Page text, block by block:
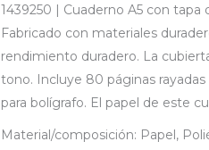
1439250 | Cuaderno A5 con
Fabricado con materiales
rendimiento duradero. La
tono. Incluye 80 páginas
para bolígrafo. El papel de este
Material/composición: Papel,